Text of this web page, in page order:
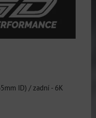
ID) / zadní - 6K